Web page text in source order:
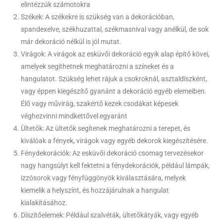
elintézzük számotokra
Székek: A székekre is szükség van a dekorációban,
spandexelve, székhuzattal, székmasnival vagy anélkül, de sok
már dekoráció nélkül is jól mutat.
Virágok: A virágok az esküvői dekoráció egyik alap építő kövei,
amelyek segíthetnek meghatározni a színeket és a
hangulatot. Szükség lehet rájuk a csokroknál, asztaldíszként,
vagy éppen kiegészítő gyanánt a dekoráció egyéb elemeiben.
Élő vagy művirág, szakértő kezek csodákat képesek
véghezvinni mindkettővel egyaránt
Ültetők: Az ültetők segítenek meghatározni a terepet, és
kiválóak a fények, virágok vagy egyéb dekorok kiegészítésére.
Fénydekorációk: Az esküvői dekoráció csomag tervezésekor
nagy hangsúlyt kell fektetni a fénydekorációk, például lámpák,
izzósorok vagy fényfüggönyök kiválasztására, melyek
kiemelik a helyszínt, és hozzájárulnak a hangulat
kialakításához.
Díszítőelemek: Például szalvéták, ültetőkátyák, vagy egyéb